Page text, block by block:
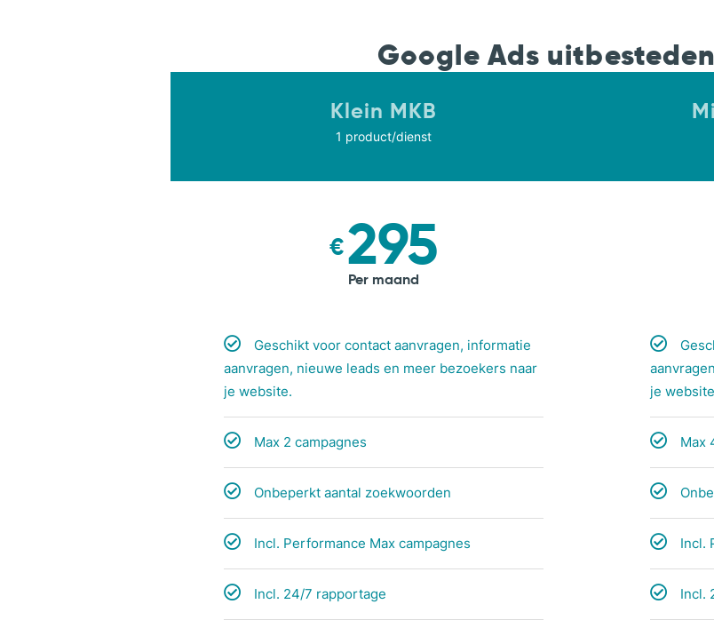
Google Ads uitbesteden
Klein MKB
1 product/dienst
€295
Per maand
Geschikt voor contact aanvragen, informatie
aanvragen, nieuwe leads en meer bezoekers naar
je website.
Max 2 campagnes
Onbeperkt aantal zoekwoorden
Incl. Performance Max campagnes
Incl. 24/7 rapportage
je
Max
Incl.
Incl.